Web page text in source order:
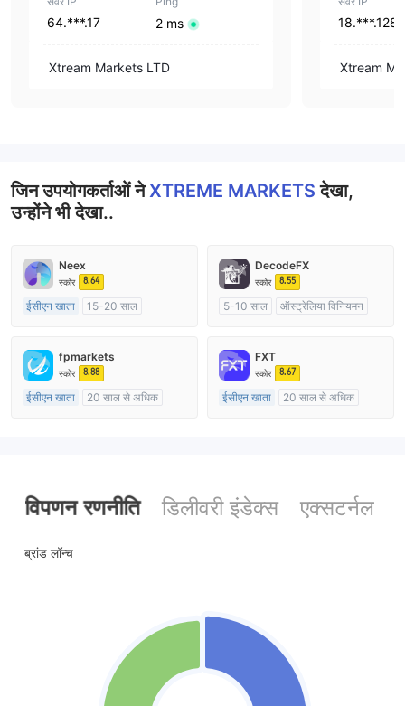
64.***.17 2 ms
Xtream Markets LTD
18.***.128
Xtream
जिन उपयोगकर्ताओं नेXTREME MARKETSदेखा,
उन्होंने भी देखा..
Neex
स्कोर 8.64
ईसीएन खाता
15-20 साल
मार्केट मेकिंग (एमएम)
मुख्य-लेबल MT4
DecodeFX
स्कोर 8.55
5-10 साल
ऑस्ट्रेलिया विनियमन
मुख्य-लेबल MT4
fpmarkets
स्कोर 8.88
ईसीएन खाता
20 साल से अधिक
FXT
स्कोर 8.67
ईसीएन खाता
20 साल से अधिक
विपणन रणनीति डिलीवरी इंडेक्स एक्सटर्नल